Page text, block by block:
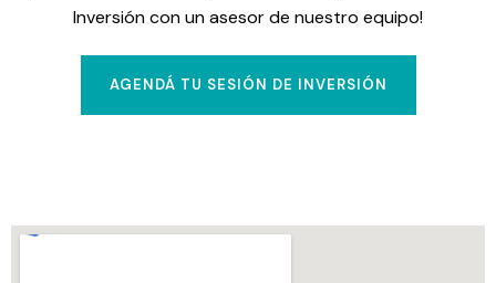
Inversión con un asesor de nuestro equipo!
AGENDÁ TU SESIÓN DE INVERSIÓN